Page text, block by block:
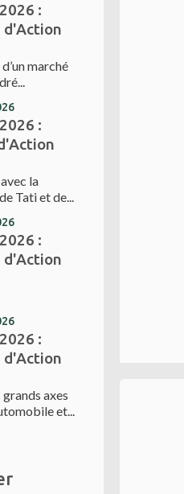
:
d'Action
marché
:
la
Tati et de...
:
d'Action
:
d'Action
axes
et...